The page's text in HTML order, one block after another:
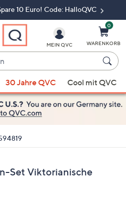
10 Euro! Code: HalloQVC
MEIN QVC
0
WARENKORB
30 Jahre QVC Cool mit QVC
Set Viktorianische